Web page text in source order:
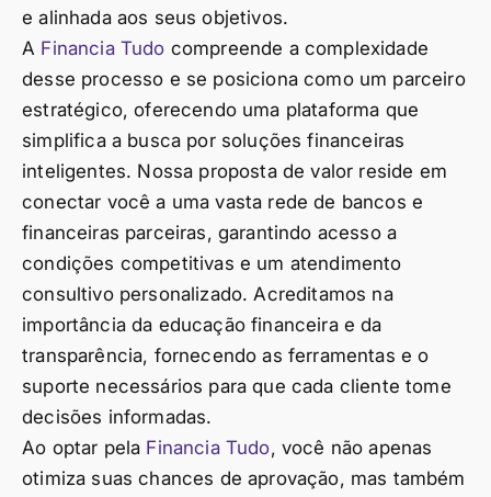
e alinhada aos seus objetivos.
A Financia Tudo compreende a complexidade
desse processo e se posiciona como um parceiro
estratégico, oferecendo uma plataforma que
simplifica a busca por soluções financeiras
inteligentes. Nossa proposta de valor reside em
conectar você a uma vasta rede de bancos e
financeiras parceiras, garantindo acesso a
condições competitivas e um atendimento
consultivo personalizado. Acreditamos na
importância da educação financeira e da
transparência, fornecendo as ferramentas e o
suporte necessários para que cada cliente tome
decisões informadas.
Ao optar pela Financia Tudo, você não apenas
otimiza suas chances de aprovação, mas também